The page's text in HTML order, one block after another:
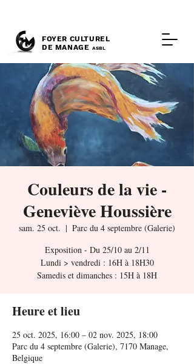
FOYER CULTUREL
DE MANAGE ASBL
Couleurs de la vie -
Geneviève Houssière
sam. 25 oct.
  |
Parc du 4 septembre (Galerie)
Exposition - Du 25/10 au 2/11
Lundi > vendredi : 16H à 18H30
Samedis et dimanches : 15H à 18H
Heure et lieu
25 oct. 2025, 16:00 – 02 nov. 2025, 18:00
Parc du 4 septembre (Galerie), 7170 Manage,
Belgique